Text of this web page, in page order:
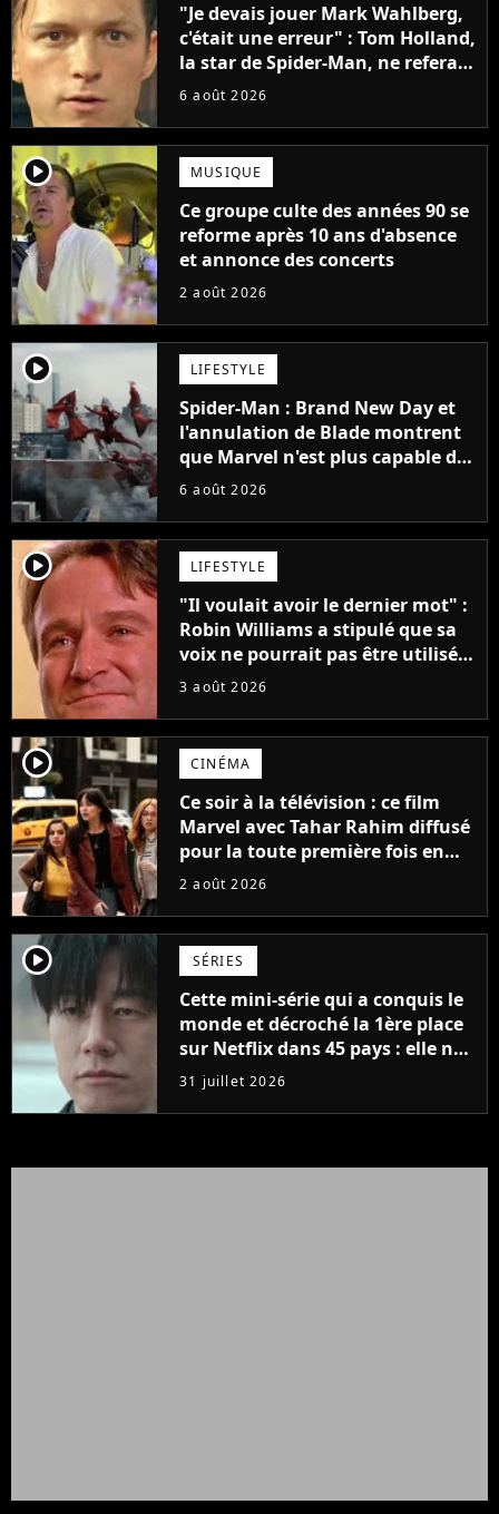
"Je devais jouer Mark Wahlberg,
c'était une erreur" : Tom Holland,
la star de Spider-Man, ne referait
pas ce blockbuster
6 août 2026
player2 MUSIQUE
Ce groupe culte des années 90 se
reforme après 10 ans d'absence
et annonce des concerts
2 août 2026
player2 LIFESTYLE
Spider-Man : Brand New Day et
l'annulation de Blade montrent
que Marvel n'est plus capable de
faire quoi que ce soit de simple
6 août 2026
player2 LIFESTYLE
"Il voulait avoir le dernier mot" :
Robin Williams a stipulé que sa
voix ne pourrait pas être utilisée
avant 2039, pourtant Disney
inédits
3 août 2026
player2 CINÉMA
Ce soir à la télévision : ce film
Marvel avec Tahar Rahim diffusé
pour la toute première fois en
France
2 août 2026
player2 SÉRIES
Cette mini-série qui a conquis le
monde et décroché la 1ère place
sur Netflix dans 45 pays : elle ne
compte que 10 épisodes et c'est
un phénomène mondial
31 juillet 2026